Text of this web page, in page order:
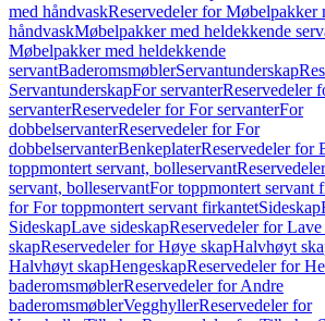
med håndvaskReservedeler for Møbelpakker
håndvaskMøbelpakker med heldekkende
Møbelpakker med heldekkende
servantBaderomsmøblerServantunderskap
ServantunderskapFor servanterReservedeler
servanterReservedeler for For servanterFor
dobbelservanterReservedeler for For
dobbelservanterBenkeplaterReservedeler for
toppmontert servant, bolleservant
servant, bolleservantFor toppmontert servant
for For toppmontert servant firkantetSideskap
SideskapLave sideskapReservedeler for Lave
skapReservedeler for Høye skapHalvhøyt
Halvhøyt skapHengeskapReservedeler for
baderomsmøblerReservedeler for Andre
baderomsmøblerVegghyllerReservedeler for